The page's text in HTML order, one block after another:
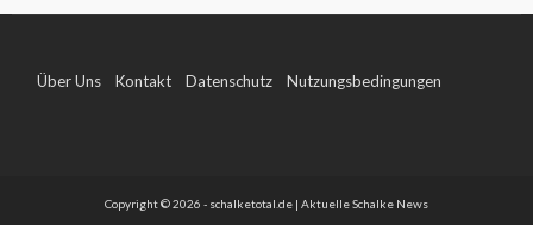
Über Uns Kontakt Datenschutz Nutzungsbedingungen
Copyright © 2026 - schalketotal.de | Aktuelle Schalke News